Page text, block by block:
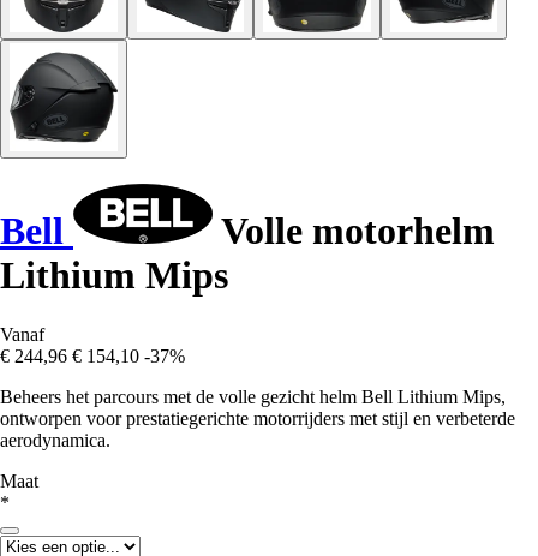
Bell
Volle motorhelm
Lithium Mips
Vanaf
€ 244,96 € 154,10 -37%
Beheers het parcours met de volle gezicht helm Bell Lithium Mips,
ontworpen voor prestatiegerichte motorrijders met stijl en verbeterde
aerodynamica.
Maat
*